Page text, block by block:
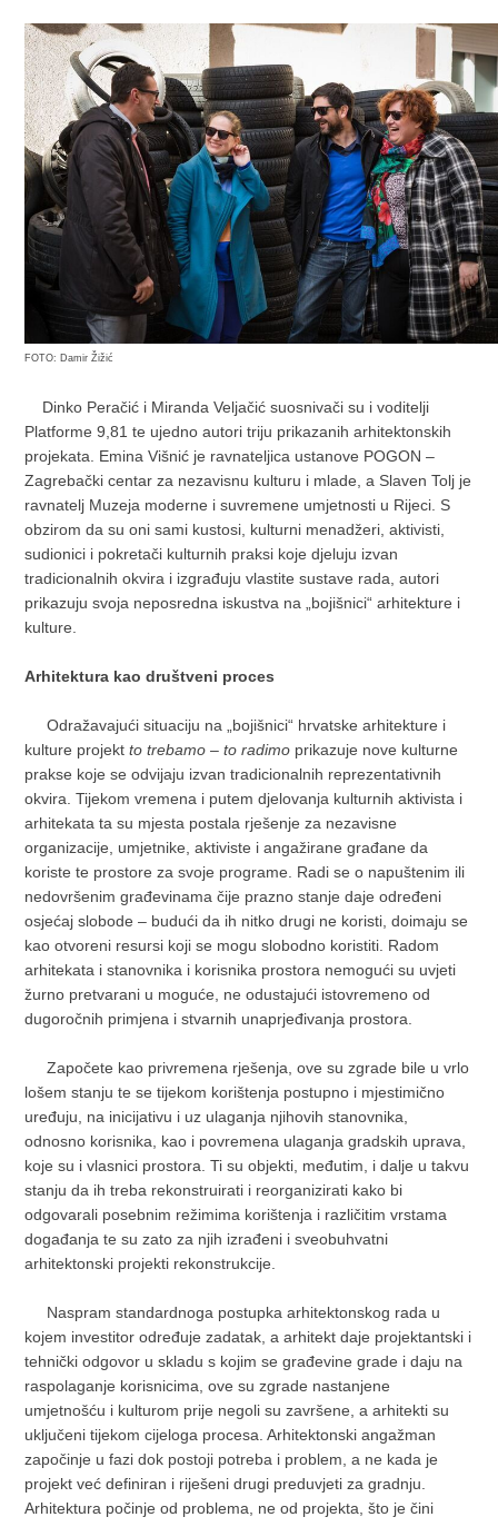
FOTO: Damir Žižić
Dinko Peračić i Miranda Veljačić suosnivači su i voditelji
Platforme 9,81 te ujedno autori triju prikazanih arhitektonskih
projekata. Emina Višnić je ravnateljica ustanove POGON –
Zagrebački centar za nezavisnu kulturu i mlade, a Slaven Tolj je
ravnatelj Muzeja moderne i suvremene umjetnosti u Rijeci. S
obzirom da su oni sami kustosi, kulturni menadžeri, aktivisti,
sudionici i pokretači kulturnih praksi koje djeluju izvan
tradicionalnih okvira i izgrađuju vlastite sustave rada, autori
prikazuju svoja neposredna iskustva na „bojišnici“ arhitekture i
kulture.
Arhitektura kao društveni proces
Odražavajući situaciju na „bojišnici“ hrvatske arhitekture i
kulture projektto trebamo – to radimo prikazuje nove kulturne
prakse koje se odvijaju izvan tradicionalnih reprezentativnih
okvira. Tijekom vremena i putem djelovanja kulturnih aktivista i
arhitekata ta su mjesta postala rješenje za nezavisne
organizacije, umjetnike, aktiviste i angažirane građane da
koriste te prostore za svoje programe. Radi se o napuštenim ili
nedovršenim građevinama čije prazno stanje daje određeni
osjećaj slobode – budući da ih nitko drugi ne koristi, doimaju se
kao otvoreni resursi koji se mogu slobodno koristiti. Radom
arhitekata i stanovnika i korisnika prostora nemogući su uvjeti
žurno pretvarani u moguće, ne odustajući istovremeno od
dugoročnih primjena i stvarnih unaprjeđivanja prostora.
Započete kao privremena rješenja, ove su zgrade bile u vrlo
lošem stanju te se tijekom korištenja postupno i mjestimično
uređuju, na inicijativu i uz ulaganja njihovih stanovnika,
odnosno korisnika, kao i povremena ulaganja gradskih uprava,
koje su i vlasnici prostora. Ti su objekti, međutim, i dalje u takvu
stanju da ih treba rekonstruirati i reorganizirati kako bi
odgovarali posebnim režimima korištenja i različitim vrstama
događanja te su zato za njih izrađeni i sveobuhvatni
arhitektonski projekti rekonstrukcije.
Naspram standardnoga postupka arhitektonskog rada u
kojem investitor određuje zadatak, a arhitekt daje projektantski i
tehnički odgovor u skladu s kojim se građevine grade i daju na
raspolaganje korisnicima, ove su zgrade nastanjene
umjetnošću i kulturom prije negoli su završene, a arhitekti su
uključeni tijekom cijeloga procesa. Arhitektonski angažman
započinje u fazi dok postoji potreba i problem, a ne kada je
projekt već definiran i riješeni drugi preduvjeti za gradnju.
Arhitektura počinje od problema, ne od projekta, što je čini